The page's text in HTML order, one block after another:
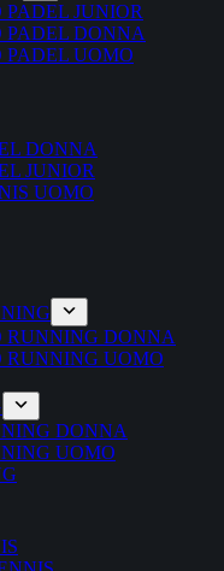
JUNIOR
DONNA
UOMO
DONNA
JUNIOR
UOMO
DONNA
UOMO
DONNA
UOMO